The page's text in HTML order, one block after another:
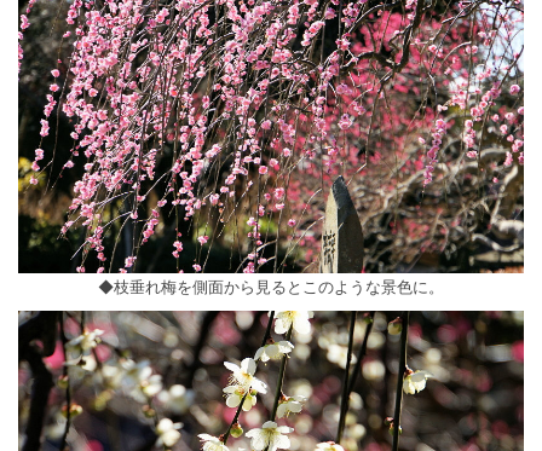
◆枝垂れ梅を側面から見るとこのような景色に。